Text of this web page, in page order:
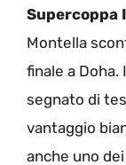
Supercoppa
Montella
finale a
segnato di
vantaggio
anche uno